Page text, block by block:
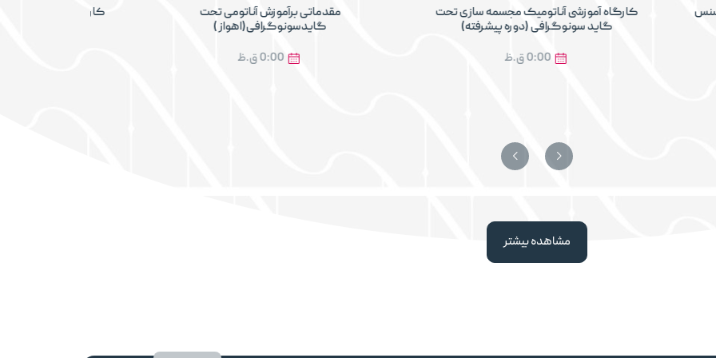
کارگاه آموزشی آناتومیک مجسمه سازی تحت
گاید سونوگرافی (دوره پیشرفته)
0:00 ق.ظ
مقدماتی برآموزش آناتومی تحت
گایدسونوگرافی(اهواز )
0:00 ق.ظ
کارگاه آموزشی
مشاهده بیشتر